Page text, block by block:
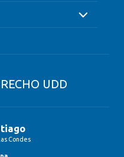
UDD
Condes